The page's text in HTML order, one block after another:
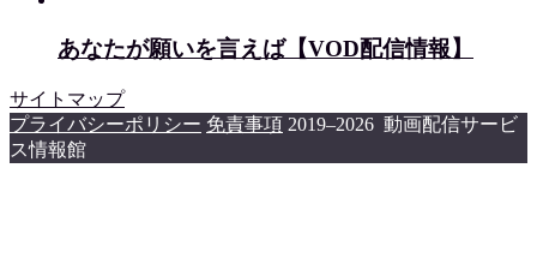
あなたが願いを言えば【VOD配信情報】
サイトマップ
プライバシーポリシー 免責事項 2019–2026 動画配信サービ
ス情報館